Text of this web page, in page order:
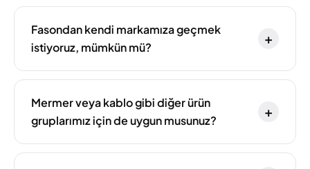
Fasondan kendi markamıza geçmek
istiyoruz, mümkün mü?
+
Mermer veya kablo gibi diğer ürün
gruplarımız için de uygun musunuz?
+